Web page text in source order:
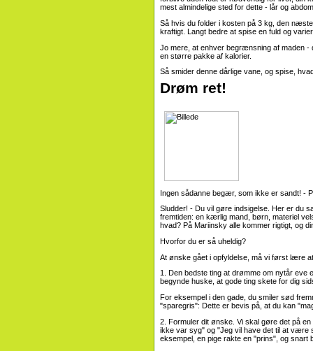
mest almindelige sted for dette - lår og
Så hvis du folder i kosten på 3 kg, den
kraftigt. Langt bedre at spise en fuld og
Jo mere, at enhver begrænsning af maden
en større pakke af kalorier.
Så smider denne dårlige vane, og spise,
Drøm ret!
Ingen sådanne begær, som ikke er sandt! -
Sludder! - Du vil gøre indsigelse. Her er du
fremtiden: en kærlig mand, børn, materiel
hvad? På Mariinsky alle kommer rigtigt, og
Hvorfor du er så uheldig?
At ønske gået i opfyldelse, må vi først lære
1.
Den bedste ting at drømme om nytår
begynde huske, at gode ting skete for dig
For eksempel i den gade, du smiler sød
"sparegris": Dette er bevis på, at du kan
2. Formuler dit ønske. Vi skal gøre det på
ikke var syg" og "Jeg vil have det til at
eksempel, en pige rakte en "prins", og snart